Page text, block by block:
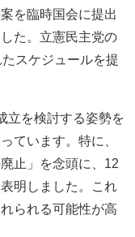
を臨時国会に提出
た。立憲民主党の
スケジュールを提
立を検討する姿勢を
ています。特に、
止」を念頭に、12
明しました。これ
られる可能性が高